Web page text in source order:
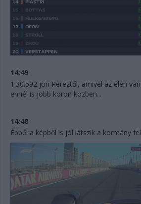
14:49
1:30.592 jön Pereztől, amivel az élen
ennél is jobb körön közben...
14:48
Ebből a képből is jól látszik a kormány